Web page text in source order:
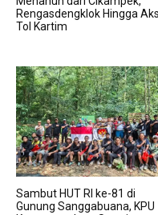
Rengasdengklok Hingga
Tol Kartim
Sambut HUT RI ke-81 di
Gunung Sanggabuana, KPU